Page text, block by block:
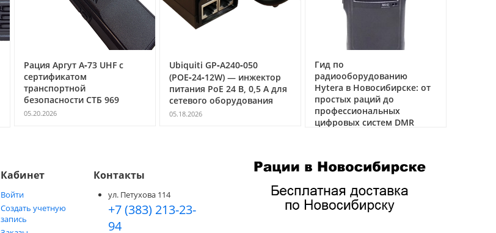
Рация Аргут А‑73 UHF с
сертификатом
транспортной
безопасности СТБ 969
05.20.2026
Ubiquiti GP‑A240‑050
(POE‑24‑12W) — инжектор
питания PoE 24 В, 0,5 А для
сетевого оборудования
05.18.2026
Гид по
радиооборудованию
Hytera в Новосибирске: от
простых раций до
профессиональных
цифровых систем DMR
Кабинет
Войти
Создать учетную
запись
Контакты
ул. Петухова 114
+7 (383) 213-23-
94